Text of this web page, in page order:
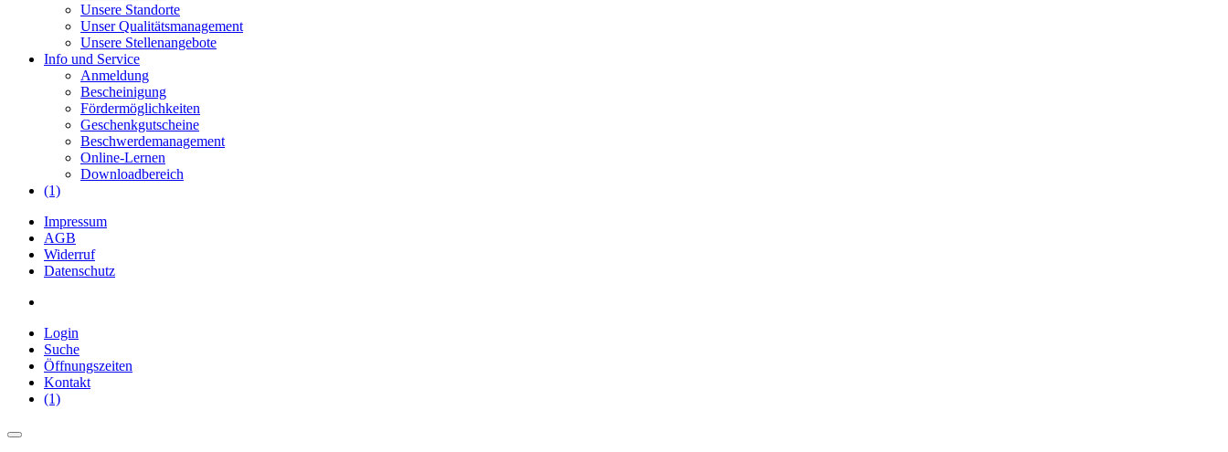
Unsere Standorte
Unser Qualitätsmanagement
Unsere Stellenangebote
Info und Service
Anmeldung
Bescheinigung
Fördermöglichkeiten
Geschenkgutscheine
Beschwerdemanagement
Online-Lernen
Downloadbereich
(1)
Impressum
AGB
Widerruf
Datenschutz
Login
Suche
Öffnungszeiten
Kontakt
(1)